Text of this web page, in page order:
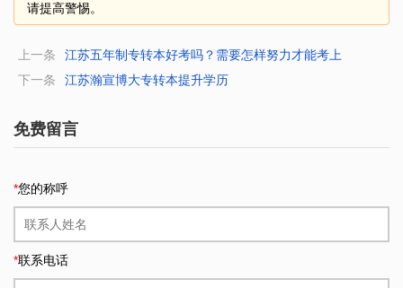
请提高警惕。
上一条
江苏五年制专转本好考吗？需要怎样努力才能考上
下一条
江苏瀚宣博大专转本提升学历
免费留言
*您的称呼
*联系电话